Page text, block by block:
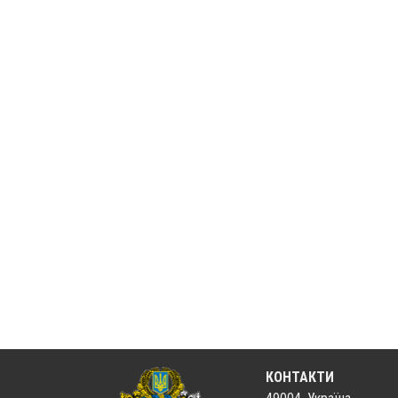
КОНТАКТИ